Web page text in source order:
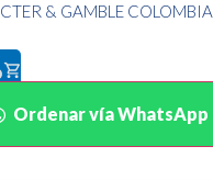
& GAMBLE COLOMBIA
Ordenar vía WhatsApp